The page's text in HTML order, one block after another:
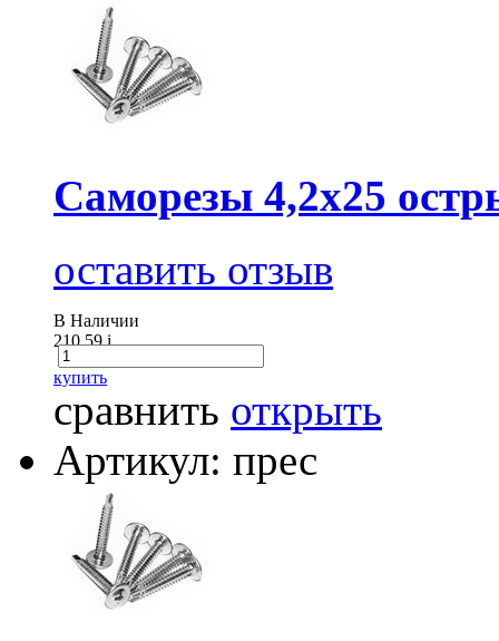
Саморезы 4,2х25
оставить отзыв
В Наличии
210.59i
купить
сравнить открыть
Артикул: прес